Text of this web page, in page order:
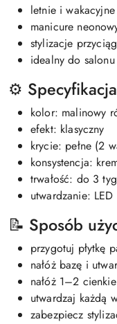
letnie i
manicure
stylizacje
idealny do
⚙️ Specyfikacja
kolor: malinowy
efekt: klasyczny
krycie: pełne (2
konsystencja:
trwałość: do 3
utwardzanie:
📝 Sposób
przygotuj płytkę
nałóż bazę i
nałóż 1–2
utwardzaj każdą
zabezpiecz